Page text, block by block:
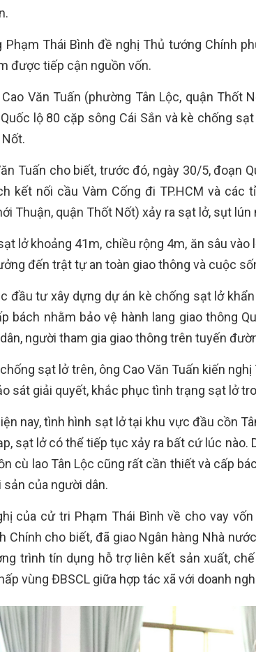
Phạm Thái Bình đề nghị Thủ tướng Chính
được tiếp cận nguồn vốn.
Văn Tuấn (phường Tân Lộc, quận
lộ 80 cặp sông Cái Sắn và kè chống
Tuấn cho biết, trước đó, ngày 30/5, đoạn
kết nối cầu Vàm Cống đi TP.HCM và các
Thuận, quận Thốt Nốt) xảy ra sạt lở, sụt lún
lở khoảng 41m, chiều rộng 4m, ăn sâu
đến trật tự an toàn giao thông và cuộc
đầu tư xây dựng dự án kè chống sạt lở
bách nhằm bảo vệ hành lang giao thông
người tham gia giao thông trên tuyến
sạt lở trên, ông Cao Văn Tuấn kiến
sát giải quyết, khắc phục tình trạng sạt lở
nay, tình hình sạt lở tại khu vực đầu cồn
sạt lở có thể tiếp tục xảy ra bất cứ lúc nào.
cù lao Tân Lộc cũng rất cần thiết và cấp
sản của người dân.
của cử tri Phạm Thái Bình về cho vay
Chính cho biết, đã giao Ngân hàng Nhà
trình tín dụng hỗ trợ liên kết sản xuất,
vùng ĐBSCL giữa hợp tác xã với doanh